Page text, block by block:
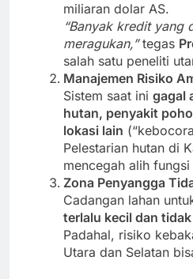
miliaran dolar AS.
“Banyak kredit yang
meragukan,”tegas
salah satu peneliti
Manajemen Risiko
Sistem saat ini gagal
hutan, penyakit
lokasi lain
Pelestarian hutan di
mencegah alih
Zona Penyangga
Cadangan lahan
terlalu kecil dan
Padahal, risiko
Utara dan Selatan